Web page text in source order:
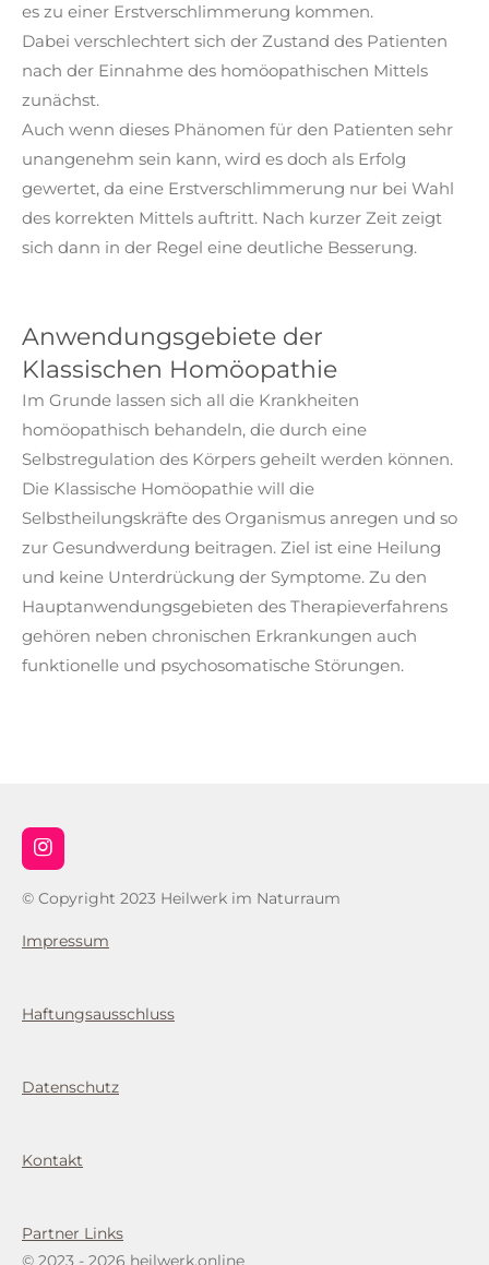
es zu einer Erstverschlimmerung kommen.
Dabei verschlechtert sich der Zustand des Patienten
nach der Einnahme des homöopathischen Mittels
zunächst.
Auch wenn dieses Phänomen für den Patienten sehr
unangenehm sein kann, wird es doch als Erfolg
gewertet, da eine Erstverschlimmerung nur bei Wahl
des korrekten Mittels auftritt. Nach kurzer Zeit zeigt
sich dann in der Regel eine deutliche Besserung.
Anwendungsgebiete der
Klassischen Homöopathie
Im Grunde lassen sich all die Krankheiten
homöopathisch behandeln, die durch eine
Selbstregulation des Körpers geheilt werden können.
Die Klassische Homöopathie will die
Selbstheilungskräfte des Organismus anregen und so
zur Gesundwerdung beitragen. Ziel ist eine Heilung
und keine Unterdrückung der Symptome. Zu den
Hauptanwendungsgebieten des Therapieverfahrens
gehören neben chronischen Erkrankungen auch
funktionelle und psychosomatische Störungen.
I
n
s
a
g
m
© Copyright 2023 Heilwerk im Naturraum
Impressum
Haftungsausschluss
Datenschutz
Kontakt
Partner Links
© 2023 - 2026 heilwerk.online